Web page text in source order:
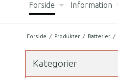
Forside Information
Forside / Produkter / Batterier /
Kategorier